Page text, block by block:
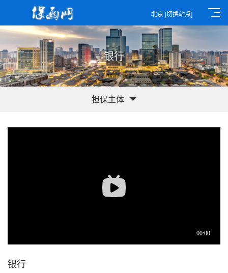
北京[切换站点]
银行
担保主体
银行